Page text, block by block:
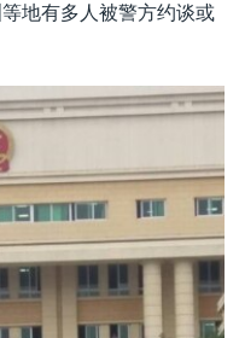
地有多人被警方约谈或